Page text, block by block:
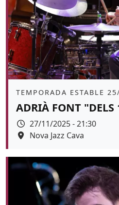
Àmbit
TEMPORADA ESTABLE
ADRIÀ FONT "DELS
Data
27/11/2025 - 21:30
Espai
Nova Jazz Cava